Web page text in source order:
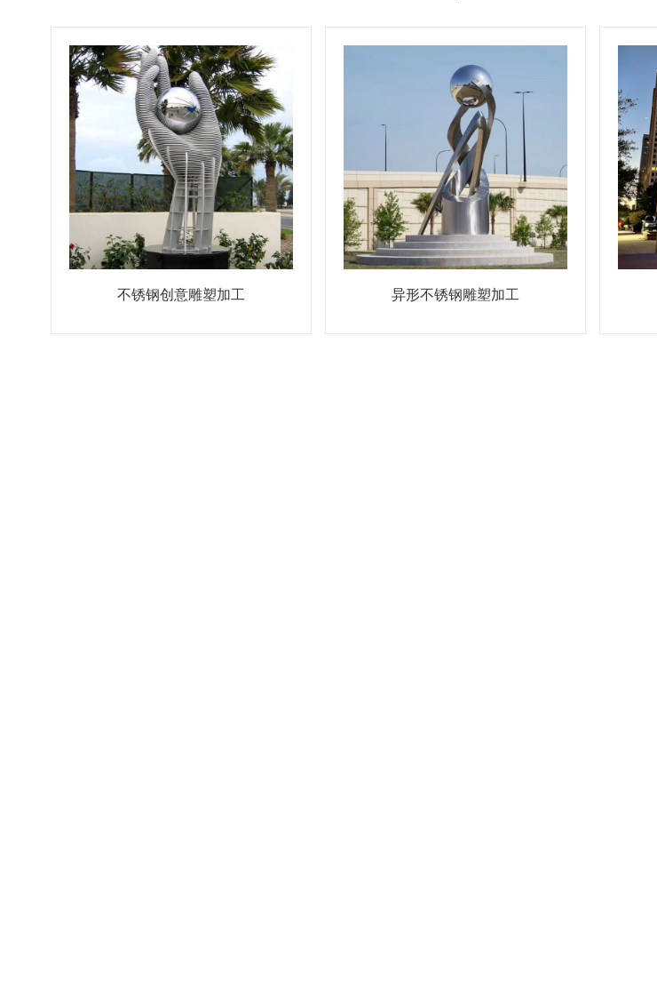
不锈钢创意雕塑加工 异形不锈钢雕塑加工